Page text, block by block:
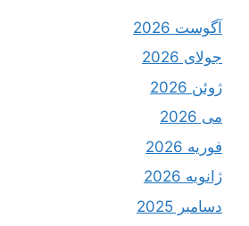
آگوست 2026
جولای 2026
ژوئن 2026
می 2026
فوریه 2026
ژانویه 2026
دسامبر 2025